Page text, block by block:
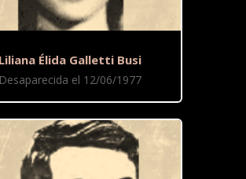
Liliana Élida Galletti Busi
Desaparecida el 12/06/1977